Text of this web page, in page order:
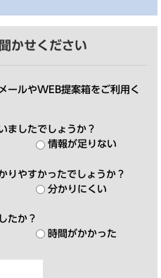
かせください
ールやWEB提案箱をご利用く
ましたでしょうか？
情報が足りない
りやすかったでしょうか？
分かりにくい
たか？
時間がかかった